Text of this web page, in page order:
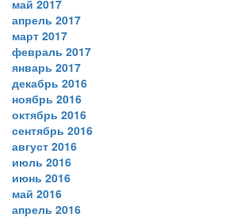
май 2017
апрель 2017
март 2017
февраль 2017
январь 2017
декабрь 2016
ноябрь 2016
октябрь 2016
сентябрь 2016
август 2016
июль 2016
июнь 2016
май 2016
апрель 2016